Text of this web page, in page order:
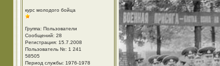
курс молодого бойца
Группа: Пользователи
Сообщений: 28
Регистрация: 15.7.2008
Пользователь №: 1 241
58505
Период службы: 1976-1978